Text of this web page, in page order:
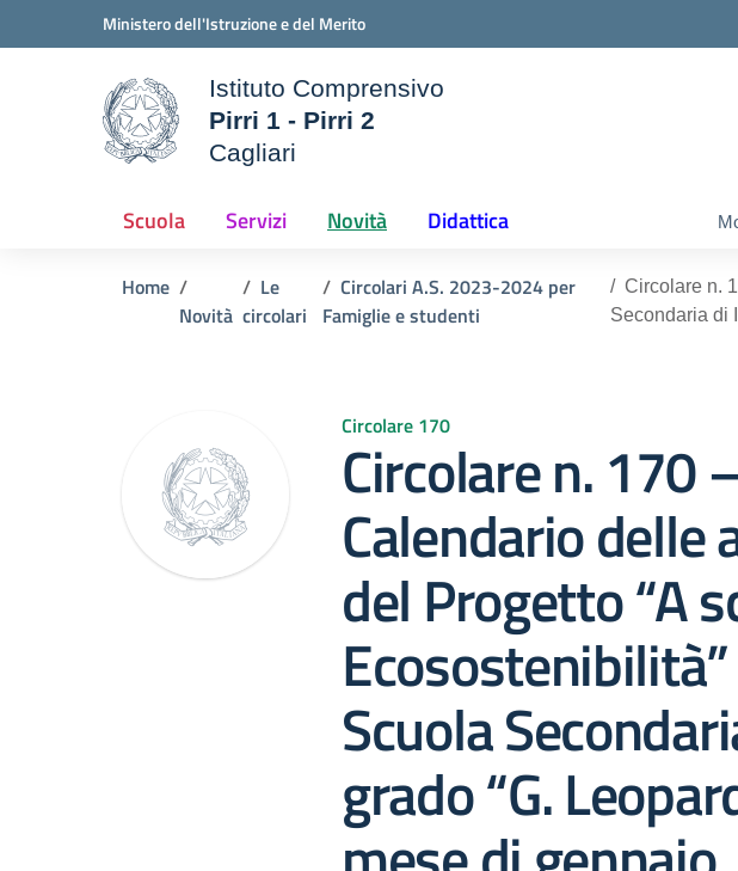
Vai ai contenuti
Vai al menu di navigazioneMinistero dell'Istruzione e del Merito
della scuola
Istituto Comprensivo
Pirri 1 - Pirri 2
Cagliari
Scuola Servizi Novità Didattica
Home
Novità
Le
circolari
Circolari A.S. 2023-2024 per
Famiglie e studenti
Circolare n.
Secondaria di
Circolare 170
Circolare n. 170
Calendario delle
del Progetto “A
Scuola
grado “G.